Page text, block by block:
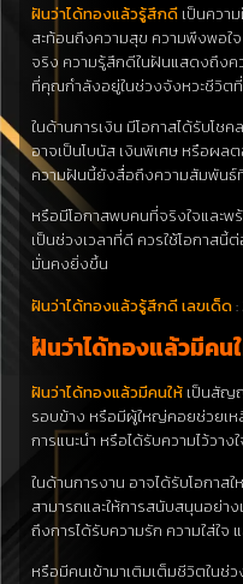
ฝันว่าได้ทองแล้วรู้สึกดี เป็นควา
สะท้อนถึงความสุข ความพึงพอใ
จริง ความรู้สึกดีในฝันแสดงถึง
ที่คุณกำลังอยู่ในช่วงจังหวะชีวิตที่
ในด้านการเงิน มีโอกาสได้รับโช
อาจเป็นโบนัส เงินพิเศษ หรือผล
ความฝันนี้ยังสื่อถึงความสัมพันธ์
หรือมีโอกาสพบคนที่จริงใจและ
เป็นช่วงเวลาที่ดี ควรใช้โอกาสนี้
มั่นคงยิ่งขึ้น
ฝันว่าได้ทองแล้วรู้สึกดี เลขเด็ด:
ฝันว่าได้ทองแล้วมีคน
ฝันว่าได้ทองแล้วมีคนให้ เป็นสัญ
รอบข้าง หรือมีผู้ใหญ่คอยช่วยเห
การแนะนำ หรือได้รับความไว้วา
ในด้านการงาน อาจได้รับโอกาส
สามารถและให้การสนับสนุนอย่า
ถึงการได้รับความรัก ความใส่ใจ
หรือมีคนเข้ามาเติมเต็มชีวิตในช่ว